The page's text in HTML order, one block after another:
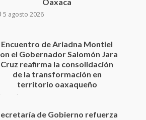
de la transformación en
Secretaría de Gobierno refuerza
presencia institucional en San
Juan Mazatlán
20 julio 2026
Sanciona Municipio de Oaxaca